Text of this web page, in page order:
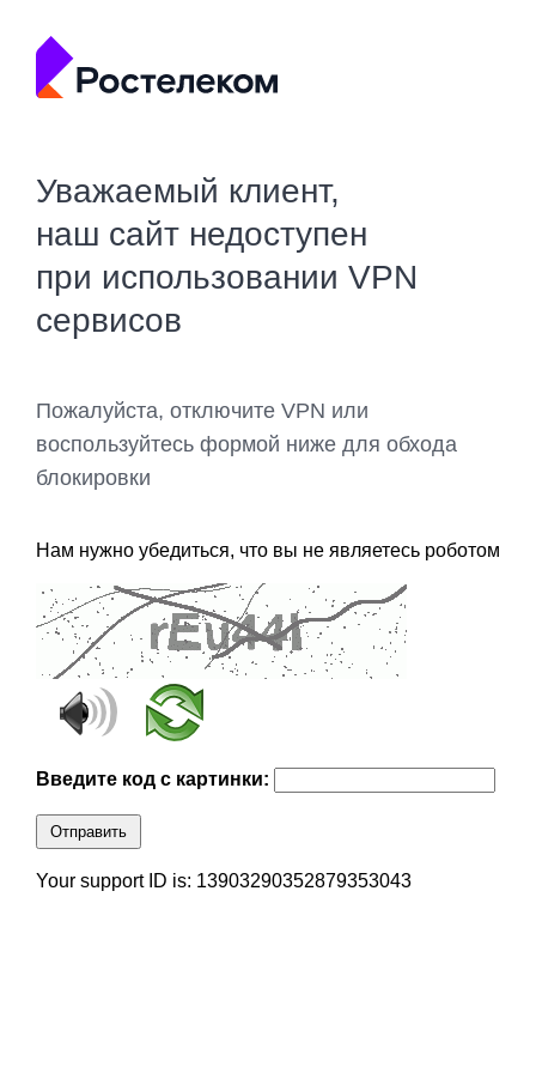
Уважаемый клиент,
наш сайт недоступен
при использовании VPN
сервисов
Пожалуйста, отключите VPN или
воспользуйтесь формой ниже для обхода
блокировки
Нам нужно убедиться, что вы не являетесь роботом
Введите код с картинки:
Отправить
Your support ID is: 13903290352879353043